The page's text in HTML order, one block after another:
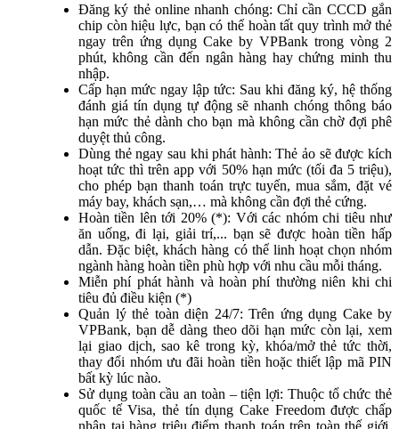
Đăng ký thẻ online nhanh chóng: Chỉ cần CCCD gắn
chip còn hiệu lực, bạn có thể hoàn tất quy trình mở thẻ
ngay trên ứng dụng Cake by VPBank trong vòng 2
phút, không cần đến ngân hàng hay chứng minh thu
nhập.
Cấp hạn mức ngay lập tức: Sau khi đăng ký, hệ thống
đánh giá tín dụng tự động sẽ nhanh chóng thông báo
hạn mức thẻ dành cho bạn mà không cần chờ đợi phê
duyệt thủ công.
Dùng thẻ ngay sau khi phát hành: Thẻ ảo sẽ được kích
hoạt tức thì trên app với 50% hạn mức (tối đa 5 triệu),
cho phép bạn thanh toán trực tuyến, mua sắm, đặt vé
máy bay, khách sạn,… mà không cần đợi thẻ cứng.
Hoàn tiền lên tới 20% (*): Với các nhóm chi tiêu như
ăn uống, đi lại, giải trí,... bạn sẽ được hoàn tiền hấp
dẫn. Đặc biệt, khách hàng có thể linh hoạt chọn nhóm
ngành hàng hoàn tiền phù hợp với nhu cầu mỗi tháng.
Miễn phí phát hành và hoàn phí thường niên khi chi
tiêu đủ điều kiện (*)
Quản lý thẻ toàn diện 24/7: Trên ứng dụng Cake by
VPBank, bạn dễ dàng theo dõi hạn mức còn lại, xem
lại giao dịch, sao kê trong kỳ, khóa/mở thẻ tức thời,
thay đổi nhóm ưu đãi hoàn tiền hoặc thiết lập mã PIN
bất kỳ lúc nào.
Sử dụng toàn cầu an toàn – tiện lợi: Thuộc tổ chức thẻ
quốc tế Visa, thẻ tín dụng Cake Freedom được chấp
nhận tại hàng triệu điểm thanh toán trên toàn thế giới.